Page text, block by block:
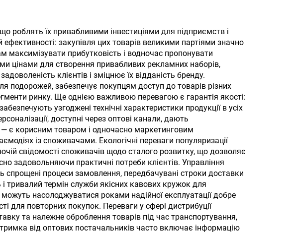
кубок,
термос
сталі
сублімації
роблять їх привабливими інвестиціями для підприємств і
закупівля цих товарів великими партіями значно
прибутковість і водночас пропонувати
цінами для створення привабливих рекламних наборів,
клієнтів і зміцнює їх відданість бренду.
подорожей, забезпечує покупцям доступ до товарів різних
ринку. Ще однією важливою перевагою є гарантія якості:
узгоджені технічні характеристики продукції в усіх
доступні через оптові канали, дають
є корисним товаром і одночасно маркетинговим
із споживачами. Екологічні переваги популяризації
свідомості споживачів щодо сталого розвитку, що дозволяє
задовольняючи практичні потреби клієнтів. Управління
процеси замовлення, передбачувані строки доставки
тривалий термін служби якісних кавових кружок для
насолоджуватися роками надійної експлуатації добре
для повторних покупок. Переваги у сфері дистрибуції
та належне оброблення товарів під час транспортування,
від оптових постачальників часто включає інформацію